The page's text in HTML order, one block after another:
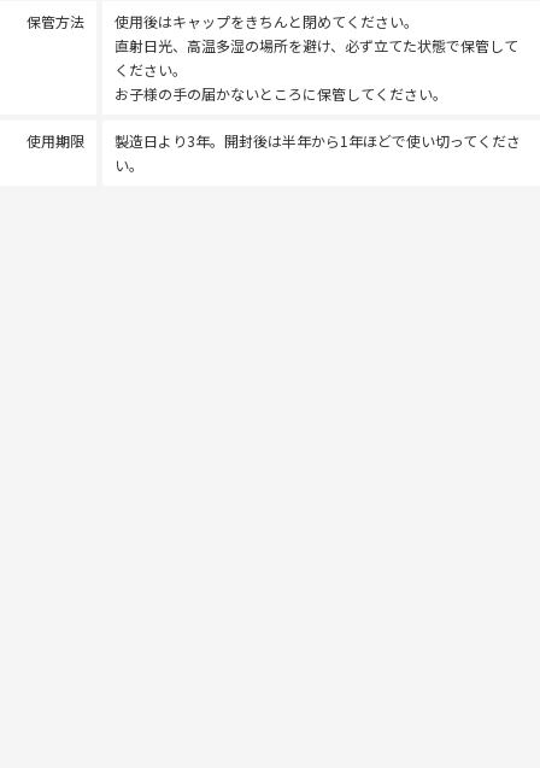
保管方法
使用後はキャップをきちんと閉めてください。
直射日光、高温多湿の場所を避け、必ず立てた状態で保管して
ください。
お子様の手の届かないところに保管してください。
使用期限
製造日より3年。開封後は半年から1年ほどで使い切ってくださ
い。